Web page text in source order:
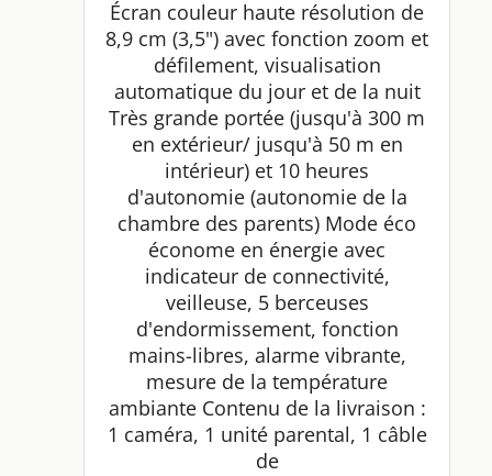
Écran couleur haute résolution de
8,9 cm (3,5") avec fonction zoom et
défilement, visualisation
automatique du jour et de la nuit
Très grande portée (jusqu'à 300 m
en extérieur/ jusqu'à 50 m en
intérieur) et 10 heures
d'autonomie (autonomie de la
chambre des parents) Mode éco
économe en énergie avec
indicateur de connectivité,
veilleuse, 5 berceuses
d'endormissement, fonction
mains-libres, alarme vibrante,
mesure de la température
ambiante Contenu de la livraison :
1 caméra, 1 unité parental, 1 câble
de